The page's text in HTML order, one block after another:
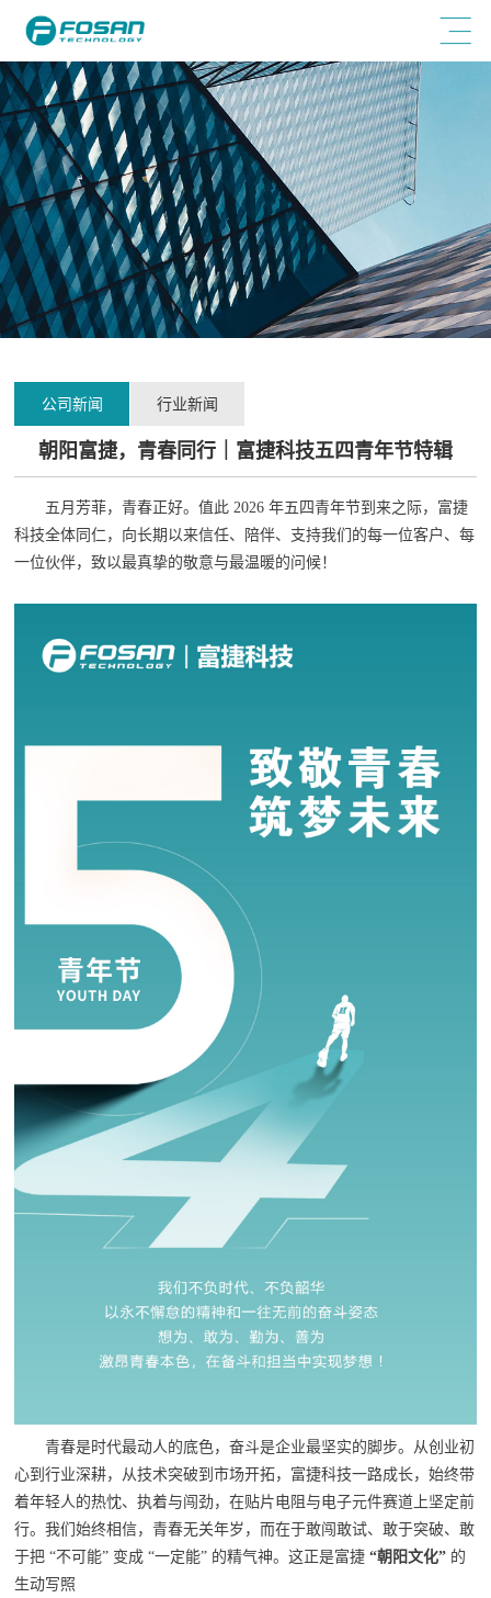
公司新闻 行业新闻
朝阳富捷，青春同行｜富捷科技五四青年节特辑
五月芳菲，青春正好。值此 2026 年五四青年节到来之际，富捷
科技全体同仁，向长期以来信任、陪伴、支持我们的每一位客户、每
一位伙伴，致以最真挚的敬意与最温暖的问候！
青春是时代最动人的底色，奋斗是企业最坚实的脚步。从创业初
心到行业深耕，从技术突破到市场开拓，富捷科技一路成长，始终带
着年轻人的热忱、执着与闯劲，在贴片电阻与电子元件赛道上坚定前
行。我们始终相信，青春无关年岁，而在于敢闯敢试、敢于突破、敢
于把 “不可能” 变成 “一定能” 的精气神。这正是富捷 “朝阳文化” 的
生动写照